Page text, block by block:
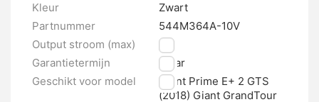
Kleur
Zwart
Partnummer
544M364A-10V
Output stroom (max)
4 A
Garantietermijn
1 jaar
Geschikt voor model
Giant Prime E+ 2 GTS
(2018) Giant GrandTour